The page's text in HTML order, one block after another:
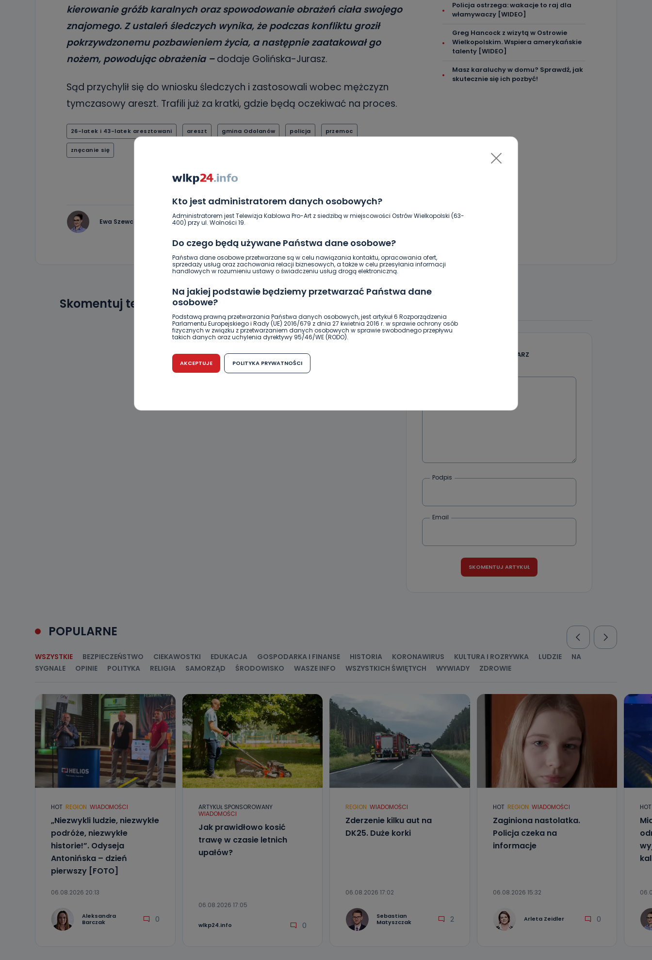
Kto jest administratorem danych osobowych?
Administratorem jest Telewizja Kablowa Pro-Art z siedzibą w miejscowości Ostrów Wielkopolski (63-
400) przy ul. Wolności 19.
Do czego będą używane Państwa dane osobowe?
Państwa dane osobowe przetwarzane są w celu nawiązania kontaktu, opracowania ofert,
sprzedaży usług oraz zachowania relacji biznesowych, a także w celu przesyłania informacji
handlowych w rozumieniu ustawy o świadczeniu usług drogą elektroniczną.
Na jakiej podstawie będziemy przetwarzać Państwa dane
osobowe?
Podstawą prawną przetwarzania Państwa danych osobowych, jest artykuł 6 Rozporządzenia
Parlamentu Europejskiego i Rady (UE) 2016/679 z dnia 27 kwietnia 2016 r. w sprawie ochrony osób
fizycznych w związku z przetwarzaniem danych osobowych w sprawie swobodnego przepływu
takich danych oraz uchylenia dyrektywy 95/46/WE (RODO).
Czy jest możliwość cofnięcia zgody?
Podanie danych osobowych jest dobrowolne, nie jest wymogiem ustawowym lub umownym oraz
Po wyrażeniu zgody na przetwarzanie danych osobowych, mają Państwo prawo do żądania od
ich sprostowania, usunięcia danych, ograniczenia ich przetwarzania oraz prawo wniesienia
poczta@tvproart.pl
AKCEPTUJE POLITYKA PRYWATNOŚCI
kierowanie gróźb karalnych oraz spowodowanie obrażeń ciała swojego
znajomego. Z ustaleń śledczych wynika, że podczas konfliktu groził
pokrzywdzonemu pozbawieniem życia, a następnie zaatakował go
nożem, powodując obrażenia –dodaje Golińska-Jurasz.
Sąd przychylił się do wniosku śledczych i zastosowali wobec mężczyzn
tymczasowy areszt. Trafili już za kratki, gdzie będą oczekiwać na proces.
26-latek i 43-latek aresztowani areszt gmina Odolanów policja przemoc
znęcanie się
Ewa Szewczyk NAPISZ DO AUTORA
Policja ostrzega: wakacje to raj dla
włamywaczy [WIDEO]
Greg Hancock z wizytą w Ostrowie
Wielkopolskim. Wspiera amerykańskie
talenty [WIDEO]
Masz karaluchy w domu? Sprawdź, jak
skutecznie się ich pozbyć!
Skomentuj ten wpis jako pierwszy!
DODAJ SWÓJ KOMENTARZ
Podpis
Email
POPULARNE
WSZYSTKIE BEZPIECZEŃSTWO CIEKAWOSTKI EDUKACJA GOSPODARKA I FINANSE HISTORIA KORONAWIRUS KULTURA I ROZRYWKA LUDZIE
NA
SYGNALE
OPINIE POLITYKA RELIGIA SAMORZĄD ŚRODOWISKO WASZE INFO WSZYSTKICH ŚWIĘTYCH WYWIADY ZDROWIE
HOT REGION WIADOMOŚCI
„Niezwykli ludzie, niezwykłe
podróże, niezwykłe
historie!”. Odyseja
Antonińska – dzień
pierwszy [FOTO]
06.08.2026 20:13
Aleksandra
Barczak
0
ARTYKUŁ SPONSOROWANY
WIADOMOŚCI
Jak prawidłowo kosić
trawę w czasie letnich
upałów?
06.08.2026 17:05
wlkp24.info 0
REGION WIADOMOŚCI
Zderzenie kilku aut na
DK25. Duże korki
06.08.2026 17:02
Sebastian
Matyszczak
2
HOT REGION WIADOMOŚCI
Zaginiona nastolatka.
Policja czeka na
informacje
06.08.2026 15:32
Arleta Zeidler 0
HOT